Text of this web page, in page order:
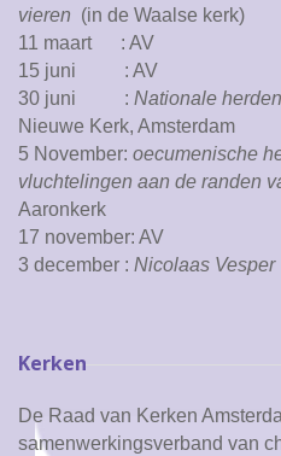
vieren (in de Waalse kerk)
11 maart : AV
15 juni : AV
30 juni : Nationale
Nieuwe Kerk, Amsterdam
5 November: oecumenische
vluchtelingen aan de randen
Aaronkerk
17 november: AV
3 december : Nicolaas Vesper
Kerken
De Raad van Kerken
samenwerkingsverband van